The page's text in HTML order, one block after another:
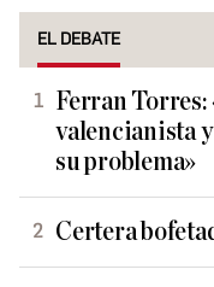
EL DEBATE
Ferran Torres:
valencianista y
su problema»
Certera